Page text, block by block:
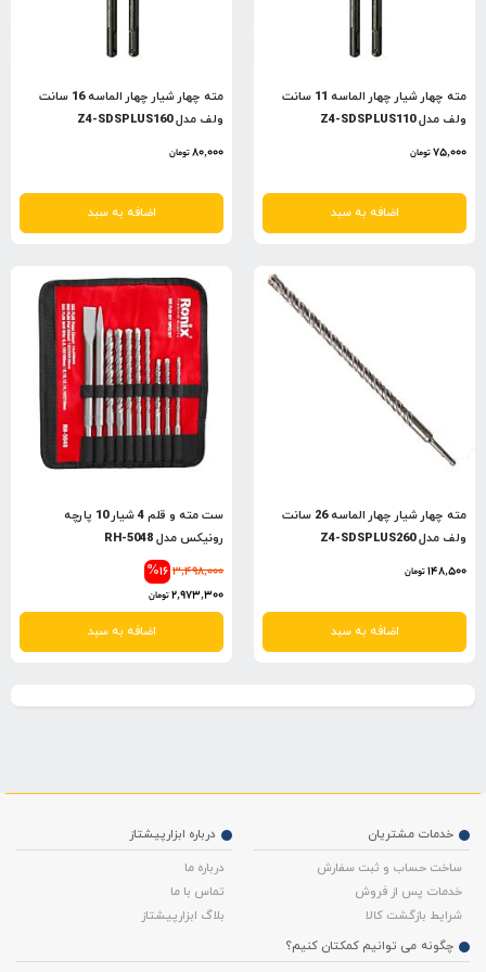
مته چهار شیار چهار الماسه 11 سانت
ولف مدل Z4-SDSPLUS110
75,000تومان
اضافه به سبد
مته چهار شیار چهار الماسه 16 سانت
ولف مدل Z4-SDSPLUS160
80,000تومان
اضافه به سبد
مته چهار شیار چهار الماسه 26 سانت
ولف مدل Z4-SDSPLUS260
148,500تومان
اضافه به سبد
ست مته و قلم 4 شیار 10 پارچه
رونیکس مدل RH-5048
%16 3,498,000
2,973,300تومان
اضافه به سبد
درباره ابزارپیشتاز
درباره ما
تماس با ما
بلاگ ابزارپیشتاز
خدمات مشتریان
ساخت حساب و ثبت سفارش
خدمات پس از فروش
شرایط بازگشت کالا
چگونه می توانیم کمکتان کنیم؟